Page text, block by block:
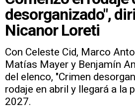
desorganizado",
Nicanor Loreti
Con Celeste Cid, Marco
Matías Mayer y Benjamín
del elenco, "Crimen
rodaje en abril y llegará a la
2027.